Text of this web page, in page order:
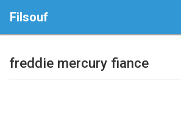
Filsouf
freddie mercury fiance